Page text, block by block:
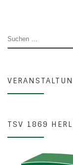
SUCHE
TSV 1869